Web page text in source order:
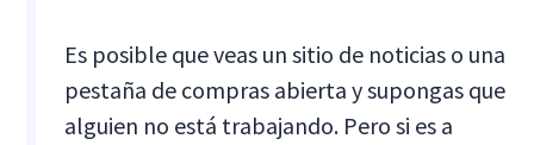
Es posible que veas un sitio de noticias o una
pestaña de compras abierta y supongas que
alguien no está trabajando. Pero si es a